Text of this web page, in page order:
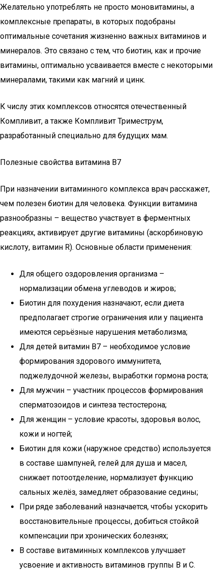
Желательно употреблять не просто моновитамины, а
комплексные препараты, в которых подобраны
оптимальные сочетания жизненно важных витаминов и
минералов. Это связано с тем, что биотин, как и прочие
витамины, оптимально усваивается вместе с некоторыми
минералами, такими как магний и цинк.
К числу этих комплексов относятся отечественный
Компливит, а также Компливит Триместрум,
разработанный специально для будущих мам.
Полезные свойства витамина B7
При назначении витаминного комплекса врач расскажет,
чем полезен биотин для человека. Функции витамина
разнообразны – вещество участвует в ферментных
реакциях, активирует другие витамины (аскорбиновую
кислоту, витамин R). Основные области применения:
Для общего оздоровления организма –
нормализации обмена углеводов и жиров;
Биотин для похудения назначают, если диета
предполагает строгие ограничения или у пациента
имеются серьёзные нарушения метаболизма;
Для детей витамин B7 – необходимое условие
формирования здорового иммунитета,
поджелудочной железы, выработки гормона роста;
Для мужчин – участник процессов формирования
сперматозоидов и синтеза тестостерона;
Для женщин – условие красоты, здоровья волос,
кожи и ногтей;
Биотин для кожи (наружное средство) используется
в составе шампуней, гелей для душа и масел,
снижает потоотделение, нормализует функцию
сальных желёз, замедляет образование седины;
При ряде заболеваний назначается, чтобы ускорить
восстановительные процессы, добиться стойкой
компенсации при хронических болезнях;
В составе витаминных комплексов улучшает
усвоение и активность витаминов группы B и C.